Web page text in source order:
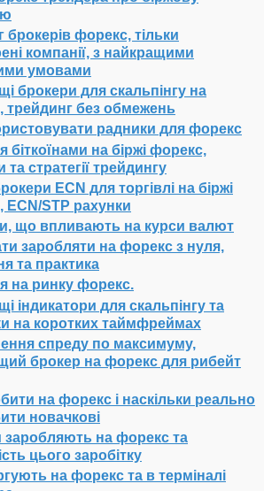
брокерів форекс, тільки
компанії, з найкращими
умовами
брокери для скальпінгу на
трейдинг без обмежень
радники для форекс
біткоїнами на біржі форекс,
та стратегії трейдингу
ECN для торгівлі на біржі
ECN/STP рахунки
що впливають на курси валют
заробляти на форекс з нуля,
та практика
на ринку форекс.
індикатори для скальпінгу та
на коротких таймфреймах
спреду по максимуму,
брокер на форекс для рибейт
на форекс і наскільки реально
новачкові
заробляють на форекс та
цього заробітку
на форекс та в терміналі